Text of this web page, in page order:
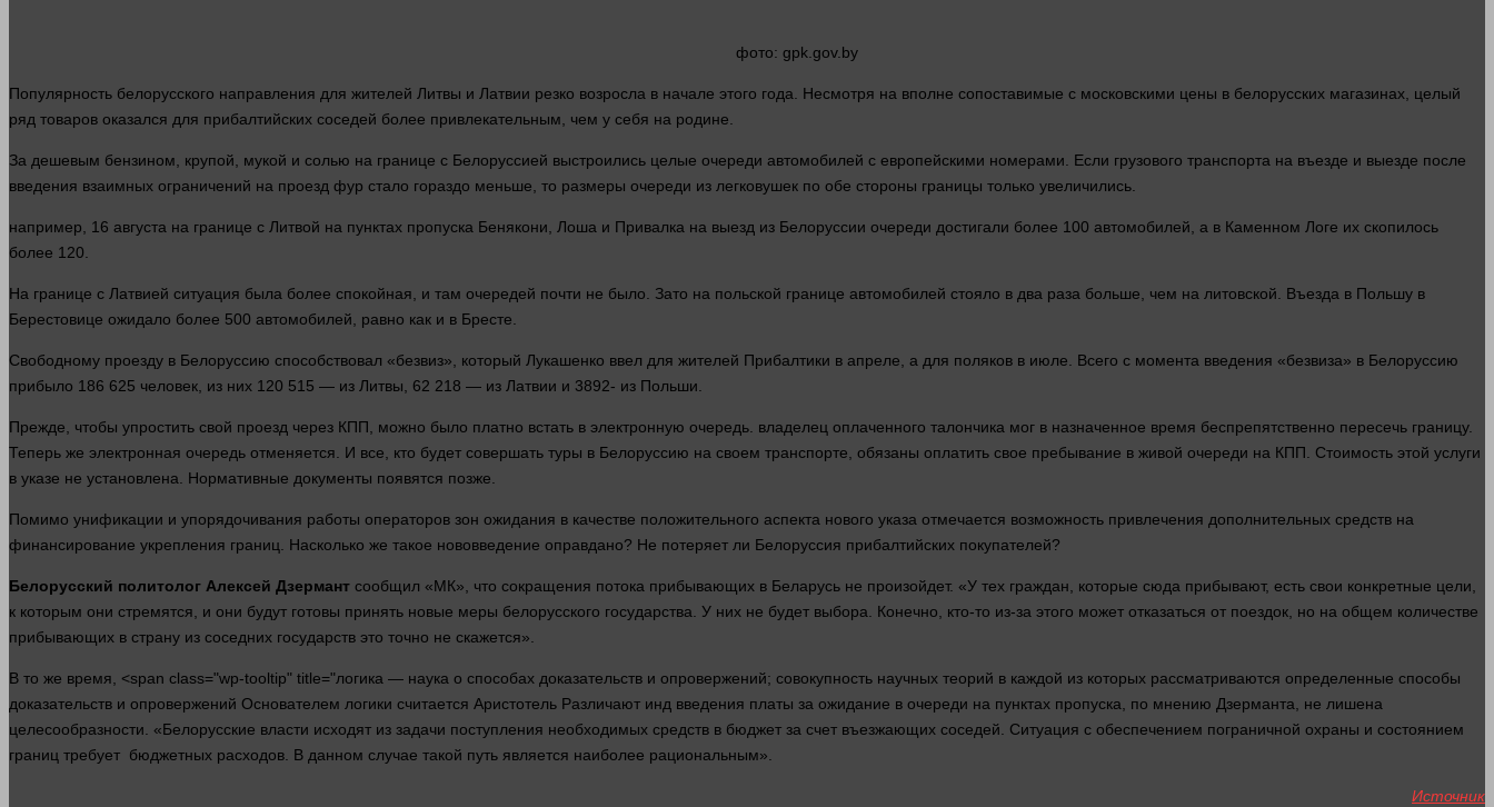
фото: gpk.gov.by
Популярность белорусского направления для жителей Литвы и Латвии резко возросла в начале этого года . Несмотря на вполне сопоставимые с московскими цены в белорусских магазинах, целый
ряд товаров оказался для прибалтийских соседей более привлекательным, чем у себя на родине.
За дешевым бензином, крупой, мукой и солью на границе с Белоруссией выстроились целые очереди автомобилей с европейскими номерами. Если грузового транспорта на въезде и выезде после
введения взаимных ограничений на проезд фур стало гораздо меньше, то размеры очереди из легковушек по обе стороны границы только увеличились.
например , 16 августа на границе с Литвой на пунктах пропуска Бенякони, Лоша и Привалка на выезд из Белоруссии очереди достигали более 100 автомобилей, а в Каменном Логе их скопилось
более 120.
На границе с Латвией ситуация была более спокойная, и там очередей почти не было. Зато на польской границе автомобилей стояло в два раза больше , чем на литовской. Въезда в Польшу в
Берестовице ожидало более 500 автомобилей, равно как и в Бресте.
Свободному проезду в Белоруссию способствовал «безвиз», который Лукашенко ввел для жителей Прибалтики в апреле, а для поляков в июле. Всего с момента введения «безвиза» в Белоруссию
прибыло 186 625 человек , из них 120 515 — из Литвы, 62 218 — из Латвии и 3892- из Польши.
Прежде, чтобы упростить свой проезд через КПП, можно было платно встать в электронную очередь. владелец оплаченного талончика мог в назначенное время беспрепятственно пересечь границу.
Теперь же электронная очередь отменяется. И все, кто будет совершать туры в Белоруссию на своем транспорте, обязаны оплатить свое пребывание в живой очереди на КПП. Стоимость этой услуги
в указе не установлена. Нормативные документы появятся позже.
Помимо унификации и упорядочивания работы операторов зон ожидания в качестве положительного аспекта нового указа отмечается возможность привлечения дополнительных средств на
финансирование укрепления границ. Насколько же такое нововведение оправдано? Не потеряет ли Белоруссия прибалтийских покупателей?
Белорусский политолог Алексей Дзермант сообщил «МК», что сокращения потока прибывающих в Беларусь не произойдет. «У тех граждан, которые сюда прибывают, есть свои конкретные цели,
к которым они стремятся, и они будут готовы принять новые меры белорусского государства. У них не будет выбора. Конечно, кто-то из-за этого может отказаться от поездок, но на общем количестве
прибывающих в страну из соседних государств это точно не скажется».
В то же время , <span class="wp-tooltip" title="логика — наука о способах доказательств и опровержений; совокупность научных теорий в каждой из которых рассматриваются определенные способы
доказательств и опровержений Основателем логики считается Аристотель Различают инд введения платы за ожидание в очереди на пунктах пропуска, по мнению Дзерманта, не лишена
целесообразности. «Белорусские власти исходят из задачи поступления необходимых средств в бюджет за счет въезжающих соседей. Ситуация с обеспечением пограничной охраны и состоянием
границ требует бюджетных расходов. В данном случае такой путь является наиболее рациональным».
Источник